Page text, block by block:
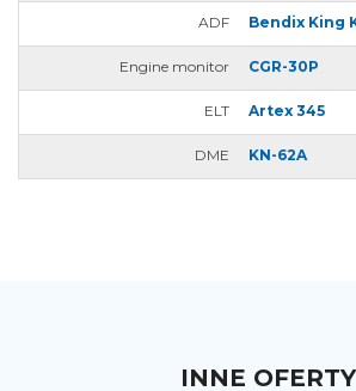
ADF Bendix King
Engine monitor CGR-30P
ELT Artex 345
DME KN-62A
INNE OFERTY